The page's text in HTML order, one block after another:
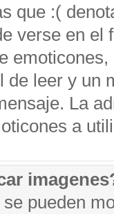
que :(
verse en el
de leer y un
La
a
pueden